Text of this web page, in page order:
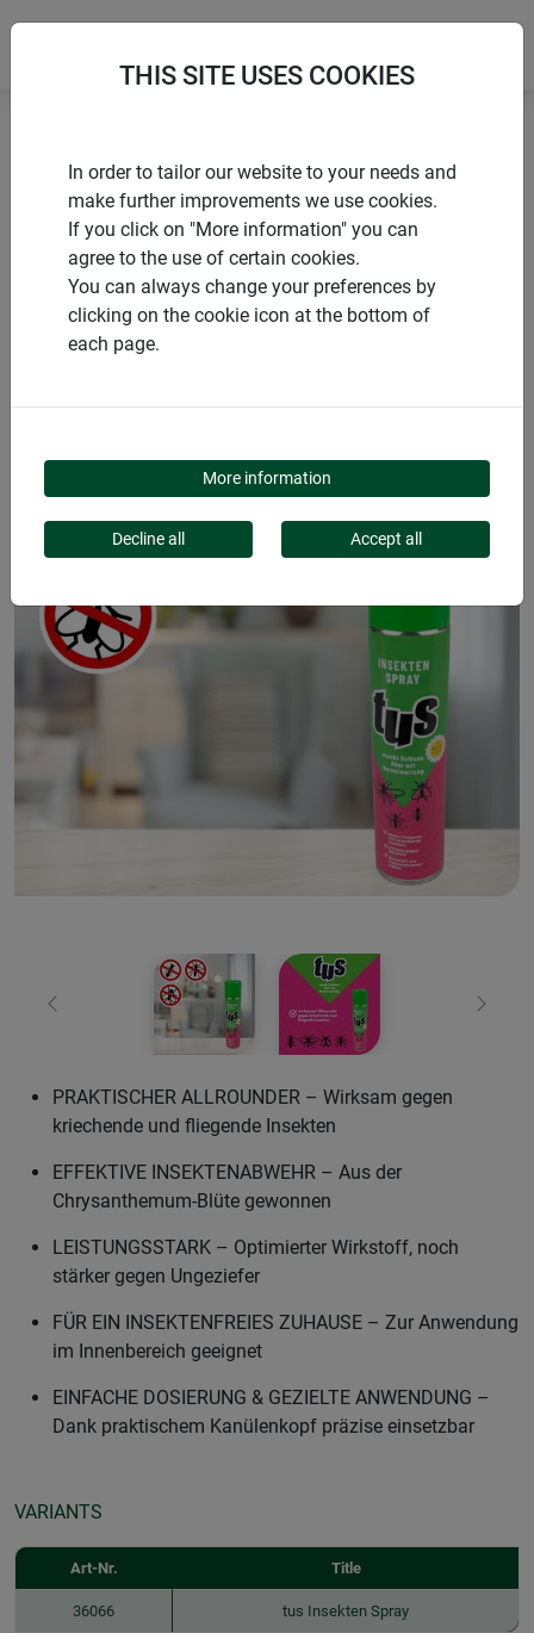
Flying insects tus Insekten Spray
PRODUCTS
TUS INSEKTEN SPRAY
Previous Next
PRAKTISCHER ALLROUNDER – Wirksam gegen
kriechende und fliegende Insekten
EFFEKTIVE INSEKTENABWEHR – Aus der
Chrysanthemum-Blüte gewonnen
LEISTUNGSSTARK – Optimierter Wirkstoff, noch
stärker gegen Ungeziefer
FÜR EIN INSEKTENFREIES ZUHAUSE – Zur Anwendung
im Innenbereich geeignet
EINFACHE DOSIERUNG & GEZIELTE ANWENDUNG –
Dank praktischem Kanülenkopf präzise einsetzbar
VARIANTS
Art-Nr. Title
36066 tus Insekten Spray
THIS SITE USES COOKIES
In order to tailor our website to your needs and
make further improvements we use cookies.
If you click on "More information" you can
agree to the use of certain cookies.
You can always change your preferences by
clicking on the cookie icon at the bottom of
each page.
More information
Decline all Accept all